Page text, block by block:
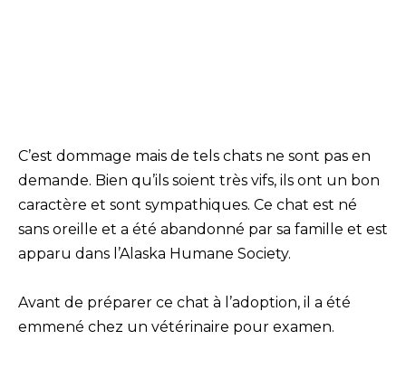
C’est dommage mais de tels chats ne sont pas en
demande. Bien qu’ils soient très vifs, ils ont un bon
caractère et sont sympathiques. Ce chat est né
sans oreille et a été abandonné par sa famille et est
apparu dans l’Alaska Humane Society.
Avant de préparer ce chat à l’adoption, il a été
emmené chez un vétérinaire pour examen.